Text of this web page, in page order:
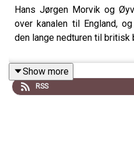
Hans Jørgen Morvik og
over kanalen til England,
den lange nedturen til britisk
Show more
RSS